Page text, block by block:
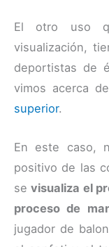
El otro uso
visualización,
deportistas de
vimos acerca de
superior.
En este caso,
positivo de las
sevisualiza el
proceso de
jugador de